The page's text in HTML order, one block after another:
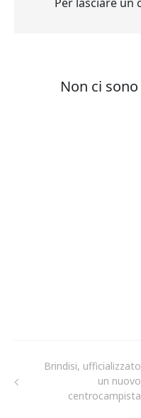
Brindisi, ufficializzato
un nuovo
centrocampista